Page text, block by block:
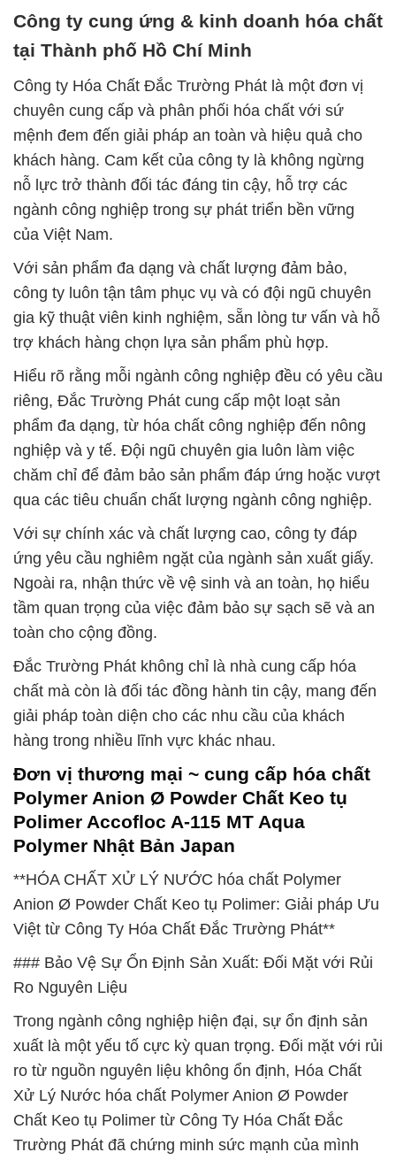
Công ty cung ứng & kinh doanh hóa chất
tại Thành phố Hồ Chí Minh
Công ty Hóa Chất Đắc Trường Phát là một đơn vị
chuyên cung cấp và phân phối hóa chất với sứ
mệnh đem đến giải pháp an toàn và hiệu quả cho
khách hàng. Cam kết của công ty là không ngừng
nỗ lực trở thành đối tác đáng tin cậy, hỗ trợ các
ngành công nghiệp trong sự phát triển bền vững
của Việt Nam.
Với sản phẩm đa dạng và chất lượng đảm bảo,
công ty luôn tận tâm phục vụ và có đội ngũ chuyên
gia kỹ thuật viên kinh nghiệm, sẵn lòng tư vấn và hỗ
trợ khách hàng chọn lựa sản phẩm phù hợp.
Hiểu rõ rằng mỗi ngành công nghiệp đều có yêu cầu
riêng, Đắc Trường Phát cung cấp một loạt sản
phẩm đa dạng, từ hóa chất công nghiệp đến nông
nghiệp và y tế. Đội ngũ chuyên gia luôn làm việc
chăm chỉ để đảm bảo sản phẩm đáp ứng hoặc vượt
qua các tiêu chuẩn chất lượng ngành công nghiệp.
Với sự chính xác và chất lượng cao, công ty đáp
ứng yêu cầu nghiêm ngặt của ngành sản xuất giấy.
Ngoài ra, nhận thức về vệ sinh và an toàn, họ hiểu
tầm quan trọng của việc đảm bảo sự sạch sẽ và an
toàn cho cộng đồng.
Đắc Trường Phát không chỉ là nhà cung cấp hóa
chất mà còn là đối tác đồng hành tin cậy, mang đến
giải pháp toàn diện cho các nhu cầu của khách
hàng trong nhiều lĩnh vực khác nhau.
Đơn vị thương mại ~ cung cấp hóa chất
Polymer Anion Ø Powder Chất Keo tụ
Polimer Accofloc A-115 MT Aqua
Polymer Nhật Bản Japan
**HÓA CHẤT XỬ LÝ NƯỚC hóa chất Polymer
Anion Ø Powder Chất Keo tụ Polimer: Giải pháp Ưu
Việt từ Công Ty Hóa Chất Đắc Trường Phát**
### Bảo Vệ Sự Ổn Định Sản Xuất: Đối Mặt với Rủi
Ro Nguyên Liệu
Trong ngành công nghiệp hiện đại, sự ổn định sản
xuất là một yếu tố cực kỳ quan trọng. Đối mặt với rủi
ro từ nguồn nguyên liệu không ổn định, Hóa Chất
Xử Lý Nước hóa chất Polymer Anion Ø Powder
Chất Keo tụ Polimer từ Công Ty Hóa Chất Đắc
Trường Phát đã chứng minh sức mạnh của mình